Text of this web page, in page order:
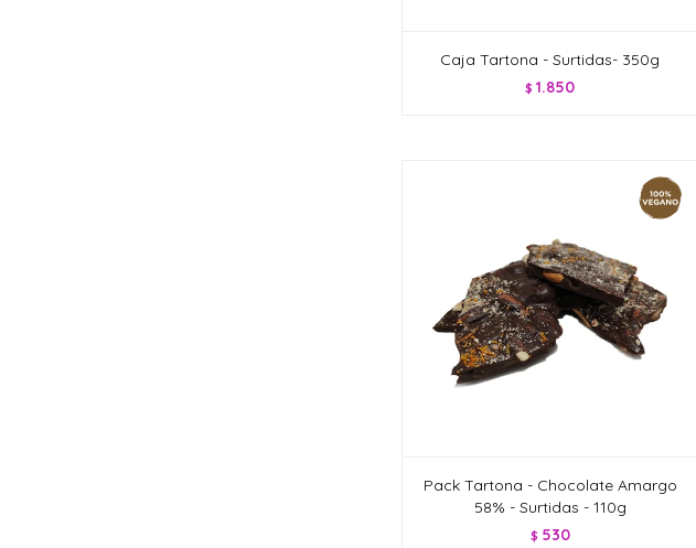
Caja Tartona - Surtidas- 350g
$ 1.850
Pack Tartona - Chocolate Amargo
58% - Surtidas - 110g
$ 530